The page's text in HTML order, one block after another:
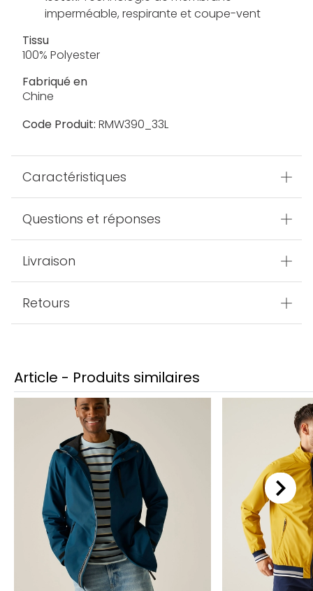
imperméable, respirante et coupe-vent
Tissu
100% Polyester
Fabriqué en
Chine
Code Produit: RMW390_33L
Caractéristiques
Questions et réponses
Livraison
Retours
Article - Produits similaires